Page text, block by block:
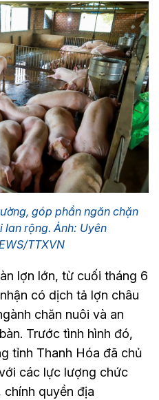
góp phần ngăn chặn
lan rộng. Ảnh: Uyên
TTXVN
lợn lớn, từ cuối tháng 6
có dịch tả lợn châu
chăn nuôi và an
Trước tình hình đó,
tỉnh Thanh Hóa đã chủ
các lực lượng chức
chính quyền địa